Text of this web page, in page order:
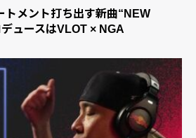
トメント打ち出す新曲“NEW
ュースはVLOT × NGA